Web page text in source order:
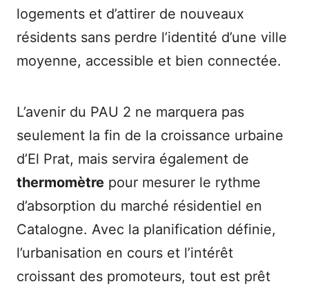
logements et d’attirer de nouveaux
résidents sans perdre l’identité d’une ville
moyenne, accessible et bien connectée.
L’avenir du PAU 2 ne marquera pas
seulement la fin de la croissance urbaine
d’El Prat, mais servira également de
thermomètre pour mesurer le rythme
d’absorption du marché résidentiel en
Catalogne. Avec la planification définie,
l’urbanisation en cours et l’intérêt
croissant des promoteurs, tout est prêt